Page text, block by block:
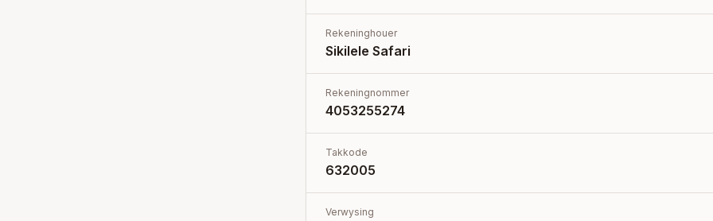
Rekeninghouer
Sikilele Safari
Rekeningnommer
4053255274
Takkode
632005
Verwysing